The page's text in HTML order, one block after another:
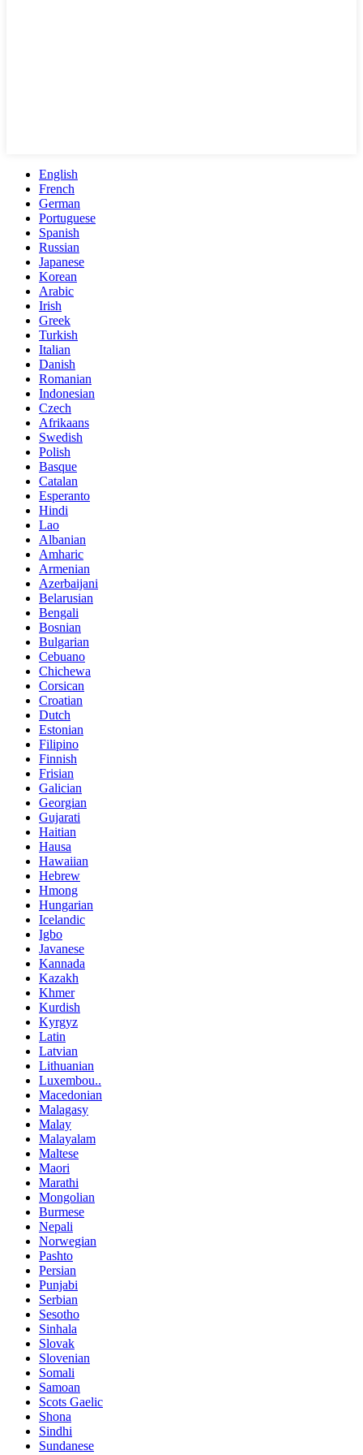
English
French
German
Portuguese
Spanish
Russian
Japanese
Korean
Arabic
Irish
Greek
Turkish
Italian
Danish
Romanian
Indonesian
Czech
Afrikaans
Swedish
Polish
Basque
Catalan
Esperanto
Hindi
Lao
Albanian
Amharic
Armenian
Azerbaijani
Belarusian
Bengali
Bosnian
Bulgarian
Cebuano
Chichewa
Corsican
Croatian
Dutch
Estonian
Filipino
Finnish
Frisian
Galician
Georgian
Gujarati
Haitian
Hausa
Hawaiian
Hebrew
Hmong
Hungarian
Icelandic
Igbo
Javanese
Kannada
Kazakh
Khmer
Kurdish
Kyrgyz
Latin
Latvian
Lithuanian
Luxembou..
Macedonian
Malagasy
Malay
Malayalam
Maltese
Maori
Marathi
Mongolian
Burmese
Nepali
Norwegian
Pashto
Persian
Punjabi
Serbian
Sesotho
Sinhala
Slovak
Slovenian
Somali
Samoan
Scots Gaelic
Shona
Sindhi
Sundanese